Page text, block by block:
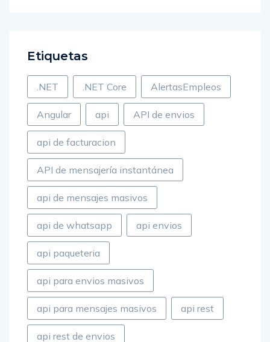
.NET .NET Core AlertasEmpleos
Angular api API de envios
api de facturacion
API de mensajería instantánea
api de mensajes masivos
api de whatsapp api envios
api paqueteria
api para envios masivos
api para mensajes masivos api rest